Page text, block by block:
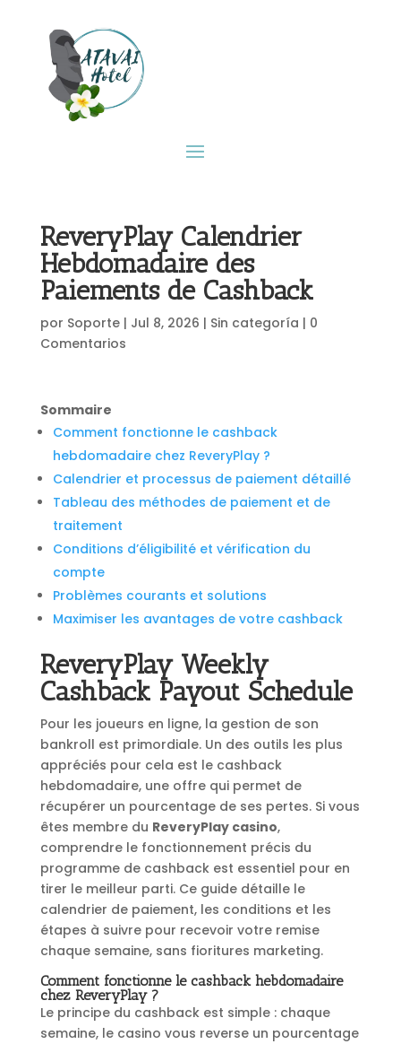
ReveryPlay Calendrier
Hebdomadaire des
Paiements de Cashback
por Soporte| Jul 8, 2026 | Sin categoría | 0
Comentarios
Sommaire
Comment fonctionne le cashback
hebdomadaire chez ReveryPlay ?
Calendrier et processus de paiement détaillé
Tableau des méthodes de paiement et de
traitement
Conditions d’éligibilité et vérification du
compte
Problèmes courants et solutions
Maximiser les avantages de votre cashback
ReveryPlay Weekly
Cashback Payout Schedule
Pour les joueurs en ligne, la gestion de son
bankroll est primordiale. Un des outils les plus
appréciés pour cela est le cashback
hebdomadaire, une offre qui permet de
récupérer un pourcentage de ses pertes. Si vous
êtes membre du ReveryPlay casino,
comprendre le fonctionnement précis du
programme de cashback est essentiel pour en
tirer le meilleur parti. Ce guide détaille le
calendrier de paiement, les conditions et les
étapes à suivre pour recevoir votre remise
chaque semaine, sans fioritures marketing.
Comment fonctionne le cashback hebdomadaire
chez ReveryPlay ?
Le principe du cashback est simple : chaque
semaine, le casino vous reverse un pourcentage